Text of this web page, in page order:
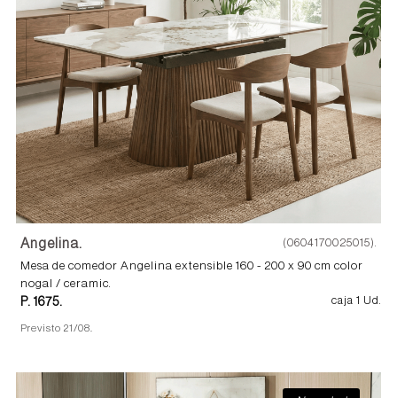
Angelina. (0604170025015).
Mesa de comedor Angelina extensible 160 - 200 x 90 cm color
nogal / ceramic.
P. 1675. caja 1 Ud.
Previsto 21/08.